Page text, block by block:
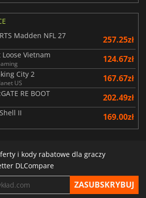
Madden NFL 27
257.25zł
Loose Vietnam 124.67zł
City 2
US 167.67zł
RE BOOT 202.49zł
II 169.00zł
i kody rabatowe dla graczy
DLCompare